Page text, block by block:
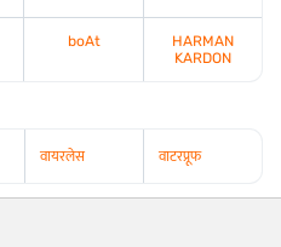
boAt
HARMAN
KARDON
वायरलेस वाटरप्रूफ